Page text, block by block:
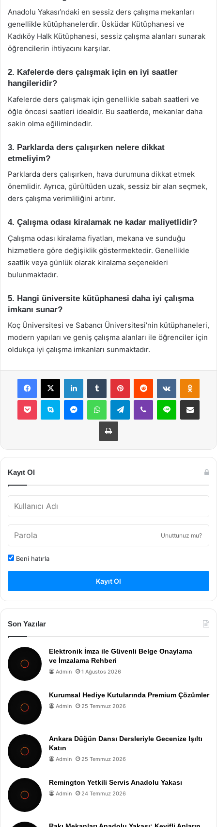
Anadolu Yakası’ndaki en sessiz ders çalışma mekanları
genellikle kütüphanelerdir. Üsküdar Kütüphanesi ve
Kadıköy Halk Kütüphanesi, sessiz çalışma alanları sunarak
öğrencilerin ihtiyacını karşılar.
2. Kafelerde ders çalışmak için en iyi saatler
hangileridir?
Kafelerde ders çalışmak için genellikle sabah saatleri ve
öğle öncesi saatleri idealdir. Bu saatlerde, mekanlar daha
sakin olma eğilimindedir.
3. Parklarda ders çalışırken nelere dikkat
etmeliyim?
Parklarda ders çalışırken, hava durumuna dikkat etmek
önemlidir. Ayrıca, gürültüden uzak, sessiz bir alan seçmek,
ders çalışma verimliliğini artırır.
4. Çalışma odası kiralamak ne kadar maliyetlidir?
Çalışma odası kiralama fiyatları, mekana ve sunduğu
hizmetlere göre değişiklik göstermektedir. Genellikle
saatlik veya günlük olarak kiralama seçenekleri
bulunmaktadır.
5. Hangi üniversite kütüphanesi daha iyi çalışma
imkanı sunar?
Koç Üniversitesi ve Sabancı Üniversitesi’nin kütüphaneleri,
modern yapıları ve geniş çalışma alanları ile öğrenciler için
oldukça iyi çalışma imkanları sunmaktadır.
Facebook
X LinkedInTumblr PinterestReddit VKontakte
Pocket Skype MessengerWhatsAppTelegramViber Line E-Posta ile
Yazdır
Kayıt Ol
Unuttunuz mu?
Beni hatırla
Kayıt Ol
Son Yazılar
Elektronik İmza ile Güvenli Belge Onaylama
ve İmzalama Rehberi
Admin 1 Ağustos 2026
Kurumsal Hediye Kutularında Premium Çözümler
Admin 25 Temmuz 2026
Ankara Düğün Dansı Dersleriyle Gecenize Işıltı
Katın
Admin 25 Temmuz 2026
Remington Yetkili Servis Anadolu Yakası
Admin 24 Temmuz 2026